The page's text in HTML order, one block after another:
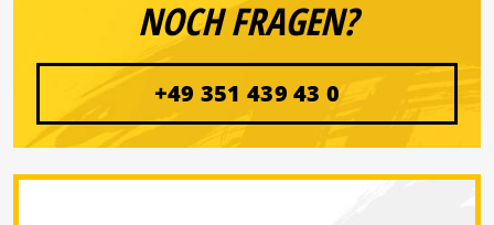
NOCH FRAGEN?
+49 351 439 43 0